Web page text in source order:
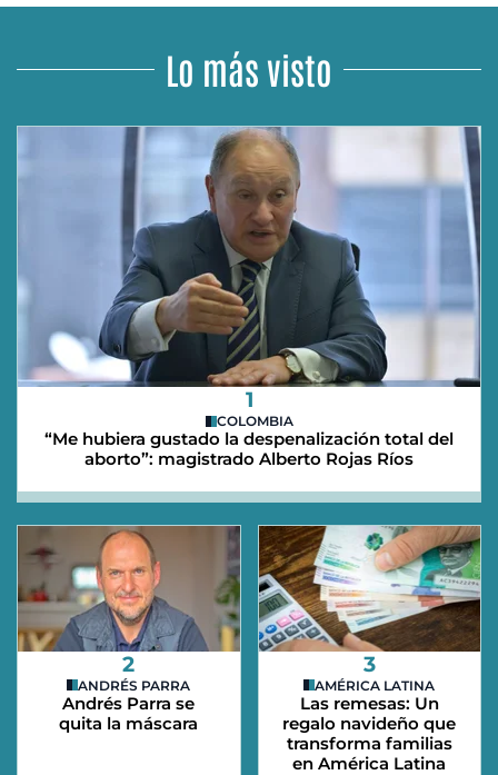
Lo más visto
1
COLOMBIA
“Me hubiera gustado la despenalización total del
aborto”: magistrado Alberto Rojas Ríos
2
ANDRÉS PARRA
Andrés Parra se
quita la máscara
3
AMÉRICA LATINA
Las remesas: Un
regalo navideño que
transforma familias
en América Latina